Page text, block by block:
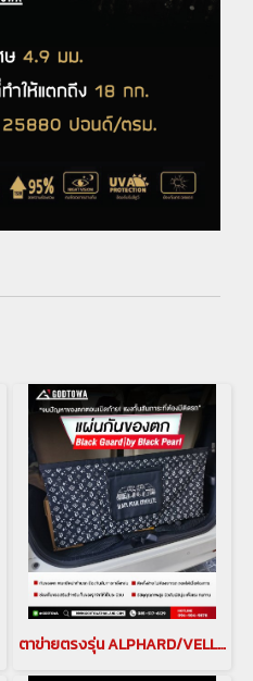
ตาข่ายตรงรุ่น ALPHARD/VELLFIRE 20 2008-2014 และ ALPHARD/VELLFIRE 30 2015-2021 ตาข่ายเก็บของ พร้อมจุดยึด 6 จุด ตาข่ายกันของตก สำหรับ อัลพาร์ด เวลไฟร์ (ALPHARD/VELLFIRE)(copy)